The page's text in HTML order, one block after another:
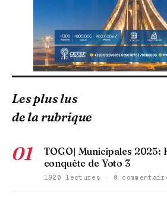
Les plus lus
de la rubrique
01
TOGO| Municipales 2025:
conquête de Yoto 3
1920 lectures · 0